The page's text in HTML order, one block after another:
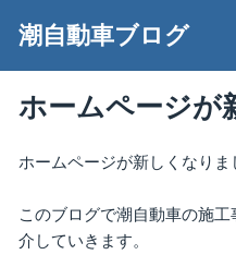
潮自動車ブログ
ホームページが
ホームページが新しくなりま
このブログで潮自動車の施
介していきます。